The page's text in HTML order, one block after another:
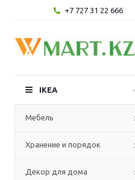
+7 727 31 22 666
IKEA
Мебель
Хранение и порядок
Декор для дома